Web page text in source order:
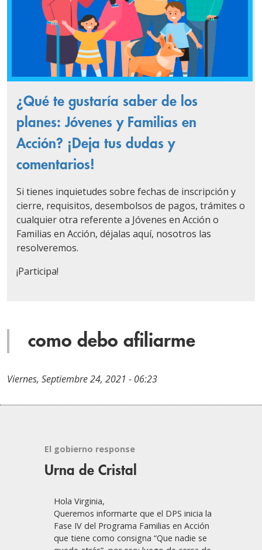
¿Qué te gustaría saber de los
planes: Jóvenes y Familias en
Acción? ¡Deja tus dudas y
comentarios!
Si tienes inquietudes sobre fechas de inscripción y
cierre, requisitos, desembolsos de pagos, trámites o
cualquier otra referente a Jóvenes en Acción o
Familias en Acción, déjalas aquí, nosotros las
resolveremos.
¡Participa!
como debo afiliarme
Viernes, Septiembre 24, 2021 - 06:23
El gobierno response
Urna de Cristal
Hola Virginia,
Queremos informarte que el DPS inicia la
Fase IV del Programa Familias en Acción
que tiene como consigna “Que nadie se